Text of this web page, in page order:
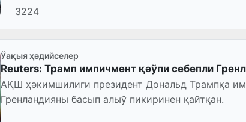
3224
Ўақыя ҳәдийселер
Reuters: Трамп импичмент қәўпи себепли
АҚШ ҳәкимшилиги президент Дональд Трампқа
Гренландияны басып алыў пикиринен қайтқан.